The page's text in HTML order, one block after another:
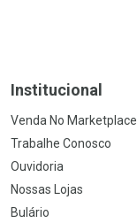
Institucional
Venda No Marketplace
Trabalhe Conosco
Ouvidoria
Nossas Lojas
Bulário